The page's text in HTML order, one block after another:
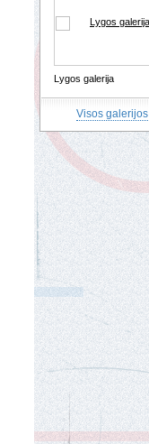
Lygos galerija
Visos galerijos